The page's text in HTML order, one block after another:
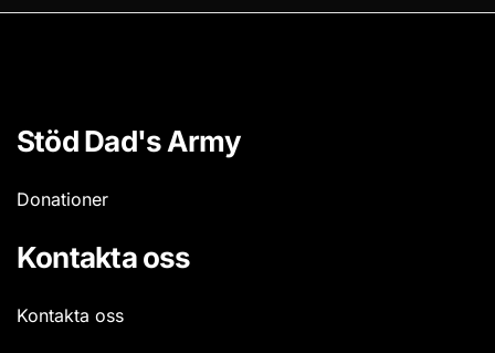
Stöd Dad's Army
Donationer
Kontakta oss
Kontakta oss